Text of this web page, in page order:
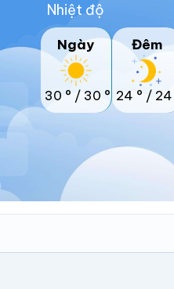
Nhiệt độ
Ngày
30 ° / 30 °
Đêm
24 ° / 24